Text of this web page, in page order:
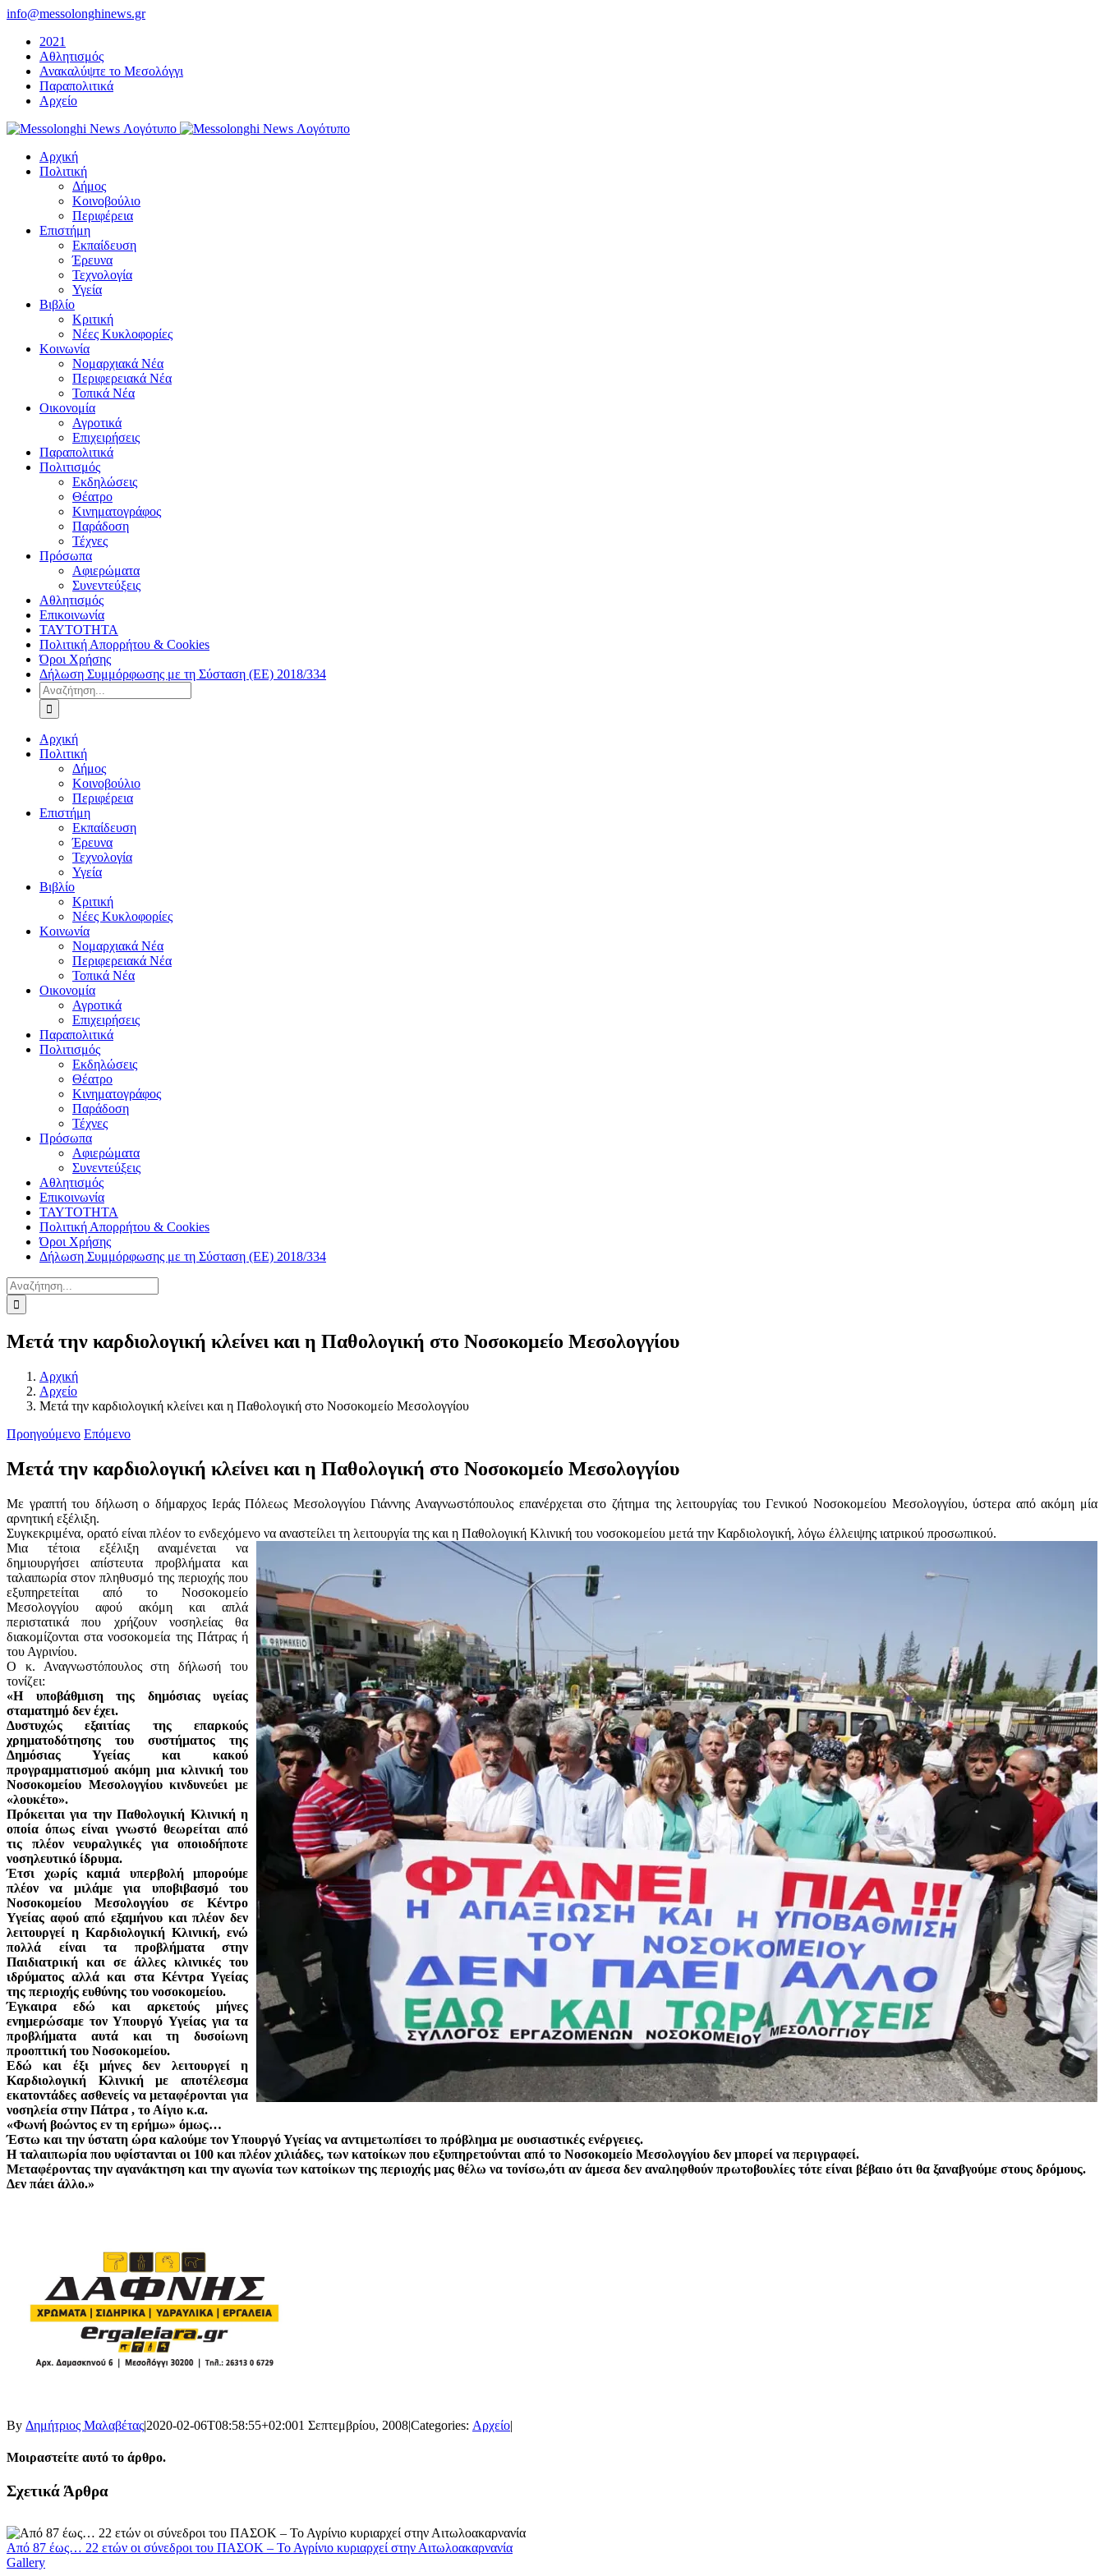
Μετάβαση
περιεχόμενο
info@messolonghinews.gr
2021
Αθλητισμός
Ανακαλύψτε το Μεσολόγγι
Παραπολιτικά
Αρχείο
Αρχική
Πολιτική
Δήμος
Κοινοβούλιο
Περιφέρεια
Επιστήμη
Εκπαίδευση
Έρευνα
Τεχνολογία
Υγεία
Βιβλίο
Κριτική
Νέες Κυκλοφορίες
Κοινωνία
Νομαρχιακά Νέα
Περιφερειακά Νέα
Τοπικά Νέα
Οικονομία
Αγροτικά
Επιχειρήσεις
Παραπολιτικά
Πολιτισμός
Εκδηλώσεις
Θέατρο
Κινηματογράφος
Παράδοση
Τέχνες
Πρόσωπα
Αφιερώματα
Συνεντεύξεις
Αθλητισμός
Επικοινωνία
ΤΑΥΤΟΤΗΤΑ
Πολιτική Απορρήτου & Cookies
Όροι Χρήσης
Δήλωση Συμμόρφωσης με τη Σύσταση (ΕΕ) 2018/334
Αναζήτηση
για:
Αρχική
Πολιτική
Δήμος
Κοινοβούλιο
Περιφέρεια
Επιστήμη
Εκπαίδευση
Έρευνα
Τεχνολογία
Υγεία
Βιβλίο
Κριτική
Νέες Κυκλοφορίες
Κοινωνία
Νομαρχιακά Νέα
Περιφερειακά Νέα
Τοπικά Νέα
Οικονομία
Αγροτικά
Επιχειρήσεις
Παραπολιτικά
Πολιτισμός
Εκδηλώσεις
Θέατρο
Κινηματογράφος
Παράδοση
Τέχνες
Πρόσωπα
Αφιερώματα
Συνεντεύξεις
Αθλητισμός
Επικοινωνία
ΤΑΥΤΟΤΗΤΑ
Πολιτική Απορρήτου & Cookies
Όροι Χρήσης
Δήλωση Συμμόρφωσης με τη Σύσταση (ΕΕ) 2018/334
Αναζήτηση
για:
Μετά την καρδιολογική κλείνει και η Παθολογική στο Νοσοκομείο Μεσολογγίου
Αρχική
Αρχείο
Μετά την καρδιολογική κλείνει και η Παθολογική στο Νοσοκομείο Μεσολογγίου
Προηγούμενο Επόμενο
Μετά την καρδιολογική κλείνει και η Παθολογική στο Νοσοκομείο Μεσολογγίου
Με γραπτή του δήλωση ο δήμαρχος Ιεράς Πόλεως Μεσολογγίου Γιάννης Αναγνωστόπουλος επανέρχεται στο ζήτημα της λειτουργίας του Γενικού Νοσοκομείου Μεσολογγίου, ύστερα από ακόμη μία
αρνητική εξέλιξη.
Συγκεκριμένα, ορατό είναι πλέον το ενδεχόμενο να αναστείλει τη λειτουργία της και η Παθολογική Κλινική του νοσοκομείου μετά την Καρδιολογική, λόγω έλλειψης ιατρικού προσωπικού.
Μια τέτοια εξέλιξη αναμένεται να
δημιουργήσει απίστευτα προβλήματα και
ταλαιπωρία στον πληθυσμό της περιοχής που
εξυπηρετείται από το Νοσοκομείο
Μεσολογγίου αφού ακόμη και απλά
περιστατικά που χρήζουν νοσηλείας θα
διακομίζονται στα νοσοκομεία της Πάτρας ή
του Αγρινίου.
Ο κ. Αναγνωστόπουλος στη δήλωσή του
τονίζει:
«Η υποβάθμιση της δημόσιας υγείας
σταματημό δεν έχει.
Δυστυχώς εξαιτίας της επαρκούς
χρηματοδότησης του συστήματος της
Δημόσιας Υγείας και κακού
προγραμματισμού ακόμη μια κλινική του
Νοσοκομείου Μεσολογγίου κινδυνεύει με
«λουκέτο».
Πρόκειται για την Παθολογική Κλινική η
οποία όπως είναι γνωστό θεωρείται από
τις πλέον νευραλγικές για οποιοδήποτε
νοσηλευτικό ίδρυμα.
Έτσι χωρίς καμιά υπερβολή μπορούμε
πλέον να μιλάμε για υποβιβασμό του
Νοσοκομείου Μεσολογγίου σε Κέντρο
Υγείας αφού από εξαμήνου και πλέον δεν
λειτουργεί η Καρδιολογική Κλινική, ενώ
πολλά είναι τα προβλήματα στην
Παιδιατρική και σε άλλες κλινικές του
ιδρύματος αλλά και στα Κέντρα Υγείας
της περιοχής ευθύνης του νοσοκομείου.
Έγκαιρα εδώ και αρκετούς μήνες
ενημερώσαμε τον Υπουργό Υγείας για τα
προβλήματα αυτά και τη δυσοίωνη
προοπτική του Νοσοκομείου.
Εδώ και έξι μήνες δεν λειτουργεί η
Καρδιολογική Κλινική με αποτέλεσμα
εκατοντάδες ασθενείς να μεταφέρονται για
νοσηλεία στην Πάτρα , το Αίγιο κ.α.
«Φωνή βοώντος εν τη ερήμω» όμως…
Έστω και την ύστατη ώρα καλούμε τον Υπουργό Υγείας να αντιμετωπίσει το πρόβλημα με ουσιαστικές ενέργειες.
Η ταλαιπωρία που υφίστανται οι 100 και πλέον χιλιάδες, των κατοίκων που εξυπηρετούνται από το Νοσοκομείο Μεσολογγίου δεν μπορεί να περιγραφεί.
Μεταφέροντας την αγανάκτηση και την αγωνία των κατοίκων της περιοχής μας θέλω να τονίσω,ότι αν άμεσα δεν αναληφθούν πρωτοβουλίες τότε είναι βέβαιο ότι θα ξαναβγούμε στους δρόμους.
Δεν πάει άλλο.»
By Δημήτριος Μαλαβέτας|2020-02-06T08:58:55+02:001 Σεπτεμβρίου, 2008|Categories: Αρχείο|
Μοιραστείτε αυτό το άρθρο.
Facebook
X
LinkedIn
WhatsApp
Email
Σχετικά Άρθρα
Από 87 έως… 22 ετών οι σύνεδροι του ΠΑΣΟΚ – Το Αγρίνιο κυριαρχεί στην Αιτωλοακαρνανία
Gallery